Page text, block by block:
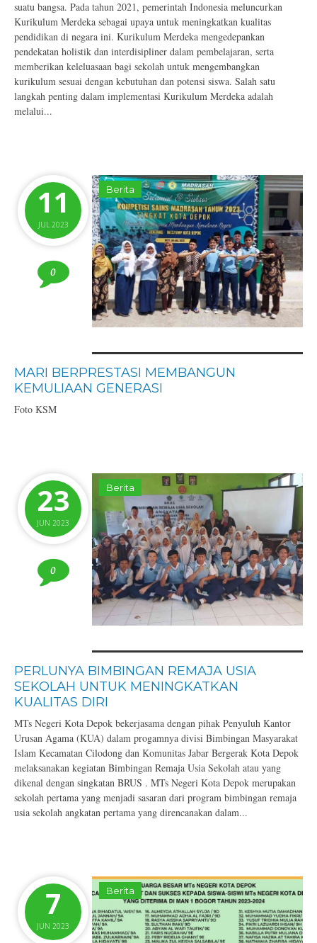
suatu bangsa. Pada tahun 2021, pemerintah Indonesia meluncurkan
Kurikulum Merdeka sebagai upaya untuk meningkatkan kualitas
pendidikan di negara ini. Kurikulum Merdeka mengedepankan
pendekatan holistik dan interdisipliner dalam pembelajaran, serta
memberikan keleluasaan bagi sekolah untuk mengembangkan
kurikulum sesuai dengan kebutuhan dan potensi siswa. Salah satu
langkah penting dalam implementasi Kurikulum Merdeka adalah
melalui...
11
JUL 2023
0
Berita
MARI BERPRESTASI MEMBANGUN
KEMULIAAN GENERASI
Foto KSM
23
JUN 2023
0
Berita
PERLUNYA BIMBINGAN REMAJA USIA
SEKOLAH UNTUK MENINGKATKAN
KUALITAS DIRI
MTs Negeri Kota Depok bekerjasama dengan pihak Penyuluh Kantor
Urusan Agama (KUA) dalam progamnya divisi Bimbingan Masyarakat
Islam Kecamatan Cilodong dan Komunitas Jabar Bergerak Kota Depok
melaksanakan kegiatan Bimbingan Remaja Usia Sekolah atau yang
dikenal dengan singkatan BRUS . MTs Negeri Kota Depok merupakan
sekolah pertama yang menjadi sasaran dari program bimbingan remaja
usia sekolah angkatan pertama yang direncanakan dalam...
7
JUN 2023
Berita